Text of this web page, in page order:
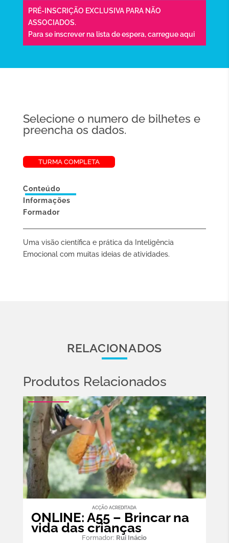
PRÉ-INSCRIÇÃO EXCLUSIVA PARA NÃO
ASSOCIADOS.
Para se inscrever na lista de espera,carregue aqui
Selecione o numero de bilhetes e
preencha os dados.
TURMA COMPLETA
Conteúdo
Informações
Formador
Uma visão científica e prática da Inteligência
Emocional com muitas ideias de atividades.
RELACIONADOS
Produtos Relacionados
ACÇÃO ACREDITADA
ONLINE: A55 – Brincar na
vida das crianças
Formador: Rui Inácio